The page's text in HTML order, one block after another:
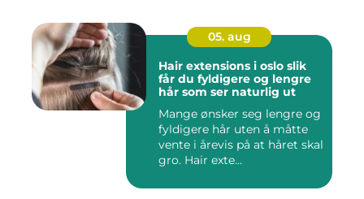
05. aug
Hair extensions i oslo slik
får du fyldigere og lengre
hår som ser naturlig ut
Mange ønsker seg lengre og
fyldigere hår uten å måtte
vente i årevis på at håret skal
gro. Hair exte...